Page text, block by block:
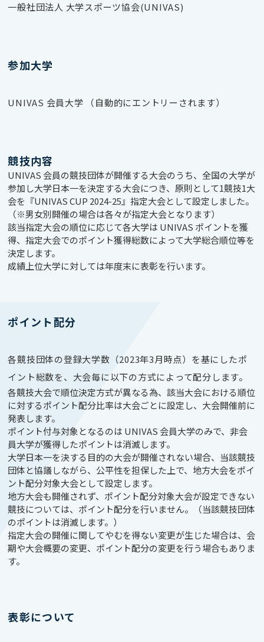
一般社団法人 大学スポーツ協会(UNIVAS)
参加大学
UNIVAS 会員大学 （自動的にエントリーされます）
競技内容
UNIVAS 会員の競技団体が開催する大会のうち、全国の大学が
参加し大学日本一を決定する大会につき、原則として1競技1大
会を『UNIVAS CUP 2024-25』指定大会として設定しました。
（※男女別開催の場合は各々が指定大会となります）
該当指定大会の順位に応じて各大学は UNIVAS ポイントを獲
得、指定大会でのポイント獲得総数によって大学総合順位等を
決定します。
成績上位大学に対しては年度末に表彰を行います。
ポイント配分
各競技団体の登録大学数（2023年3月時点）を基にしたポ
イント総数を、大会毎に以下の方式によって配分します。
各競技大会で順位決定方式が異なる為、該当大会における順位
に対するポイント配分比率は大会ごとに設定し、大会開催前に
発表します。
ポイント付与対象となるのは UNIVAS 会員大学のみで、非会
員大学が獲得したポイントは消滅します。
大学日本一を決する目的の大会が開催されない場合、当該競技
団体と協議しながら、公平性を担保した上で、地方大会をポイ
ント配分対象大会として設定します。
地方大会も開催されず、ポイント配分対象大会が設定できない
競技については、ポイント配分を行いません。（当該競技団体
のポイントは消滅します。）
指定大会の開催に関してやむを得ない変更が生じた場合は、会
期や大会概要の変更、ポイント配分の変更を行う場合もありま
す。
表彰について